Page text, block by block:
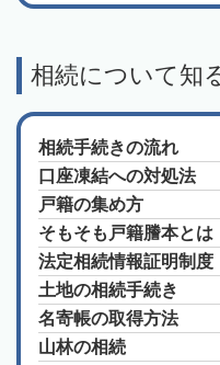
相続について知
相続手続きの流れ
口座凍結への対処法
戸籍の集め方
そもそも戸籍謄本とは
法定相続情報証明制度
土地の相続手続き
名寄帳の取得方法
山林の相続